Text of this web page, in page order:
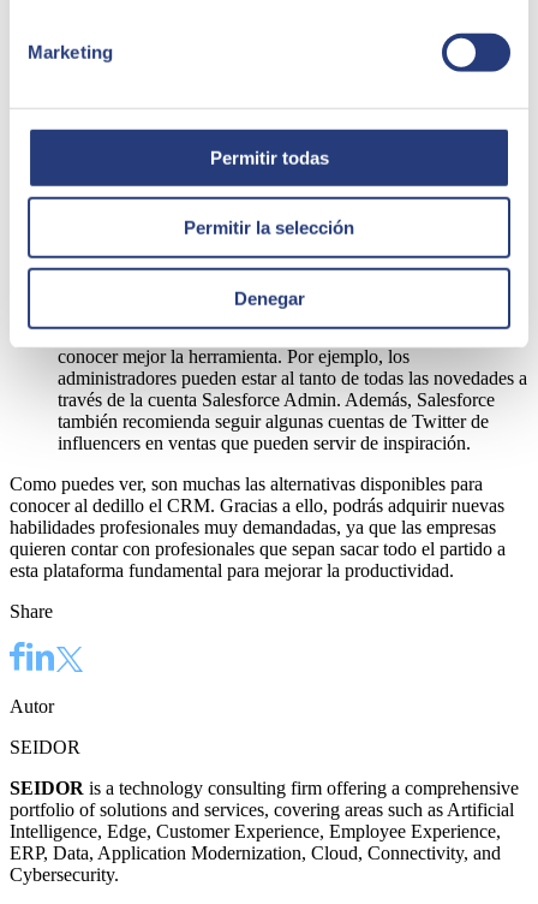
Marketing
Permitir todas
Permitir la selección
Denegar
Consejos y guías de implementación
. Además de ofrecer
cómo aprovecharse de ellas.
Admin Hero. Creado por Brent Downey, x7, cuyo trabajo ha
sido alabado por la propia empresa, el blog Admin Hero
proporciona información y tutoriales muy útiles. Por ejemplo,
diferentes capítulos para aprender a ser un administrador de
lista de Twitter con expertos en Salesforce
también puede ser una gran fuente de información para
conocer mejor la herramienta. Por ejemplo, los
administradores pueden estar al tanto de todas las novedades a
través de la cuenta Salesforce Admin. Además, Salesforce
también recomienda seguir algunas cuentas de Twitter de
influencers en ventas que pueden servir de inspiración.
Como puedes ver, son muchas las alternativas disponibles para
conocer al dedillo el CRM. Gracias a ello, podrás adquirir nuevas
habilidades profesionales muy demandadas, ya que las empresas
quieren contar con profesionales que sepan sacar todo el partido a
esta plataforma fundamental para mejorar la productividad.
Share
Autor
SEIDOR
SEIDOR is a technology consulting firm offering a comprehensive
portfolio of solutions and services, covering areas such as Artificial
Intelligence, Edge, Customer Experience, Employee Experience,
ERP, Data, Application Modernization, Cloud, Connectivity, and
Cybersecurity.